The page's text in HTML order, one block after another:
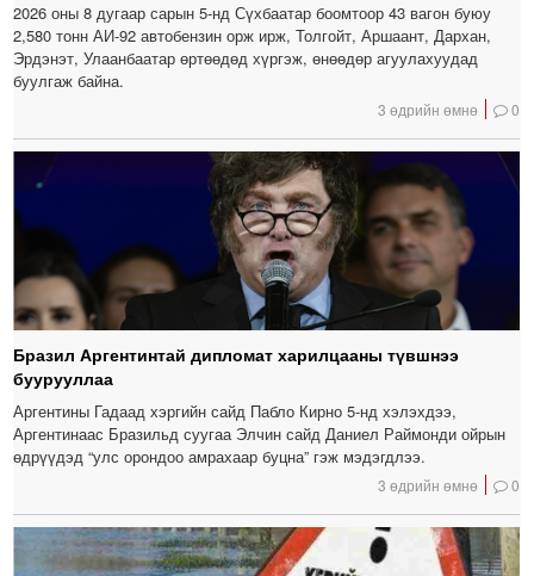
2026 оны 8 дугаар сарын 5-нд Сүхбаатар боомтоор 43 вагон буюу
2,580 тонн АИ-92 автобензин орж ирж, Толгойт, Аршаант, Дархан,
Эрдэнэт, Улаанбаатар өртөөдөд хүргэж, өнөөдөр агуулахуудад
буулгаж байна.
3 өдрийн өмнө 0
Бразил Аргентинтай дипломат харилцааны түвшнээ
буурууллаа
Аргентины Гадаад хэргийн сайд Пабло Кирно 5-нд хэлэхдээ,
Аргентинаас Бразильд суугаа Элчин сайд Даниел Раймонди ойрын
өдрүүдэд “улс орондоо амрахаар буцна” гэж мэдэгдлээ.
3 өдрийн өмнө 0